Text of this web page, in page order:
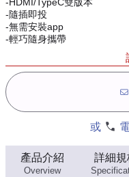
-隨插即投
-無需安裝app
-輕巧隨身攜帶
或
產品介紹
Overview
詳細規